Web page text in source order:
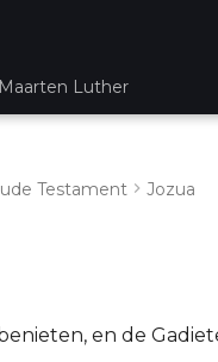
Maarten Luther
Testament Jozua
en de